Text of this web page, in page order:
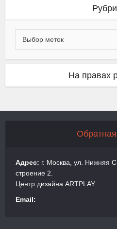
На правах
Адрес: г. Москва, ул. Нижняя
строение 2.
Центр дизайна ARTPLAY
Email: